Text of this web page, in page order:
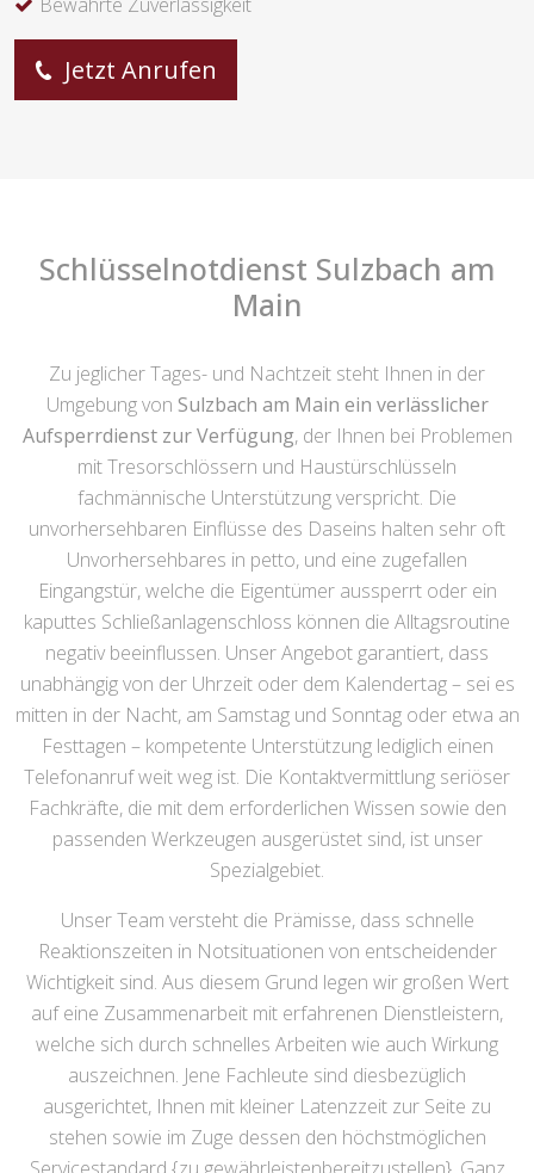
Jetzt Anrufen
Schlüsselnotdienst Sulzbach am
Main
Zu jeglicher Tages- und Nachtzeit steht Ihnen in der
Umgebung von Sulzbach am Main ein verlässlicher
Aufsperrdienst zur Verfügung, der Ihnen bei Problemen
mit Tresorschlössern und Haustürschlüsseln
fachmännische Unterstützung verspricht. Die
unvorhersehbaren Einflüsse des Daseins halten sehr oft
Unvorhersehbares in petto, und eine zugefallen
Eingangstür, welche die Eigentümer aussperrt oder ein
kaputtes Schließanlagenschloss können die Alltagsroutine
negativ beeinflussen. Unser Angebot garantiert, dass
unabhängig von der Uhrzeit oder dem Kalendertag – sei es
mitten in der Nacht, am Samstag und Sonntag oder etwa an
Festtagen – kompetente Unterstützung lediglich einen
Telefonanruf weit weg ist. Die Kontaktvermittlung seriöser
Fachkräfte, die mit dem erforderlichen Wissen sowie den
passenden Werkzeugen ausgerüstet sind, ist unser
Spezialgebiet.
Unser Team versteht die Prämisse, dass schnelle
Reaktionszeiten in Notsituationen von entscheidender
Wichtigkeit sind. Aus diesem Grund legen wir großen Wert
auf eine Zusammenarbeit mit erfahrenen Dienstleistern,
welche sich durch schnelles Arbeiten wie auch Wirkung
auszeichnen. Jene Fachleute sind diesbezüglich
ausgerichtet, Ihnen mit kleiner Latenzzeit zur Seite zu
stehen sowie im Zuge dessen den höchstmöglichen